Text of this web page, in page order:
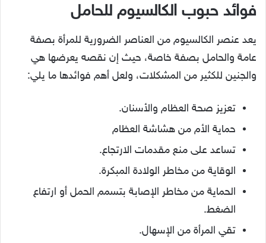
فوائد حبوب الكالسيوم للحامل
يعد عنصر الكالسيوم من العناصر الضرورية للمرأة بصفة
عامة والحامل بصفة خاصة، حيث إن نقصه يعرضها هي
والجنين للكثير من المشكلات، ولعل أهم فوائدها ما يلي:
تعزيز صحة العظام والأسنان.
حماية الأم من هشاشة العظام
تساعد على منع مقدمات الارتجاع.
الوقاية من مخاطر الولادة المبكرة.
الحماية من مخاطر الإصابة بتسمم الحمل أو ارتفاع
الضغط.
تقي المرأة من الإسهال.